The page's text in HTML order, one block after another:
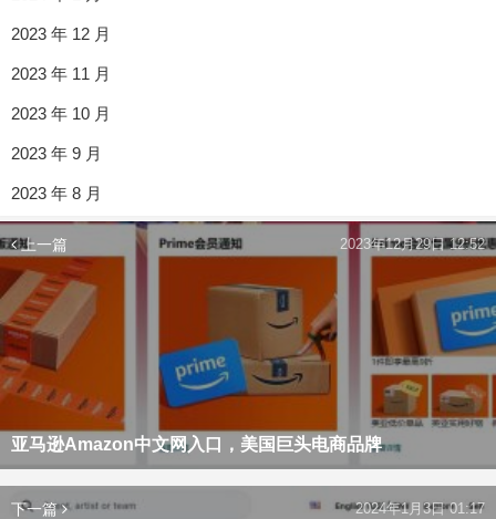
2023 年 12 月
2023 年 11 月
2023 年 10 月
2023 年 9 月
2023 年 8 月
上一篇
亚马逊Amazon中文网入口，美国巨头电商品牌
2023年12月29日 12:52
下一篇 2024年1月3日 01:17